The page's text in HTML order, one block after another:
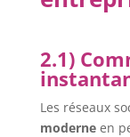
2.1)
Les réseaux
moderneen